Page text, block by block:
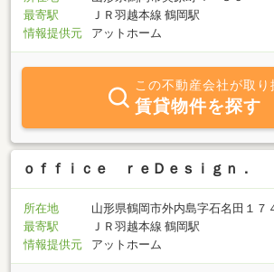
最寄駅
ＪＲ羽越本線 鶴岡駅
情報提供元
アットホーム
この不動産会社が取り
賃貸物件を探す
ｏｆｆｉｃｅ ｒｅＤｅｓｉｇｎ．
所在地
山形県鶴岡市外内島字石名田１７
最寄駅
ＪＲ羽越本線 鶴岡駅
情報提供元
アットホーム